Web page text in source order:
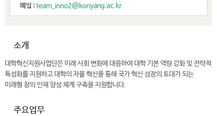
메일 :team_inno2@konyang.ac.kr
소개
대학혁신지원사업단은 미래 사회 변화에 대응하여 대학 기본 역량 강화 및 전략적
특성화를 지원하고 대학의 자율 혁신을 통해 국가 혁신 성장의 토대가 되는
미래형 창의 인재 양성 체계 구축을 지원합니다.
주요업무